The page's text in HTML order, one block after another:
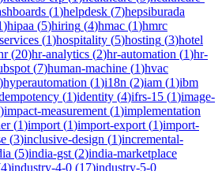
(1)helpdesk (7)hepsiburada
)hipaa (5)hiring (4)hmac (1)hmrc
(1)hospitality (5)hosting (3)hotel
(20)hr-analytics (2)hr-automation (1)hr-
(7)human-machine (1)hvac
)hyperautomation (1)i18n (2)iam (1)ibm
(1)identity (4)ifrs-15 (1)image-
)impact-measurement (1)implementation
(1)import (1)import-export (1)import-
(3)inclusive-design (1)incremental-
(5)india-gst (2)india-marketplace
4)industry-4-0 (17)industry-5-0